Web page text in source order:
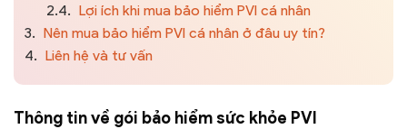
2.4. Lợi ích khi mua bảo hiểm PVI cá nhân
3. Nên mua bảo hiểm PVI cá nhân ở đâu uy tín?
4. Liên hệ và tư vấn
Thông tin về gói bảo hiểm sức khỏe PVI